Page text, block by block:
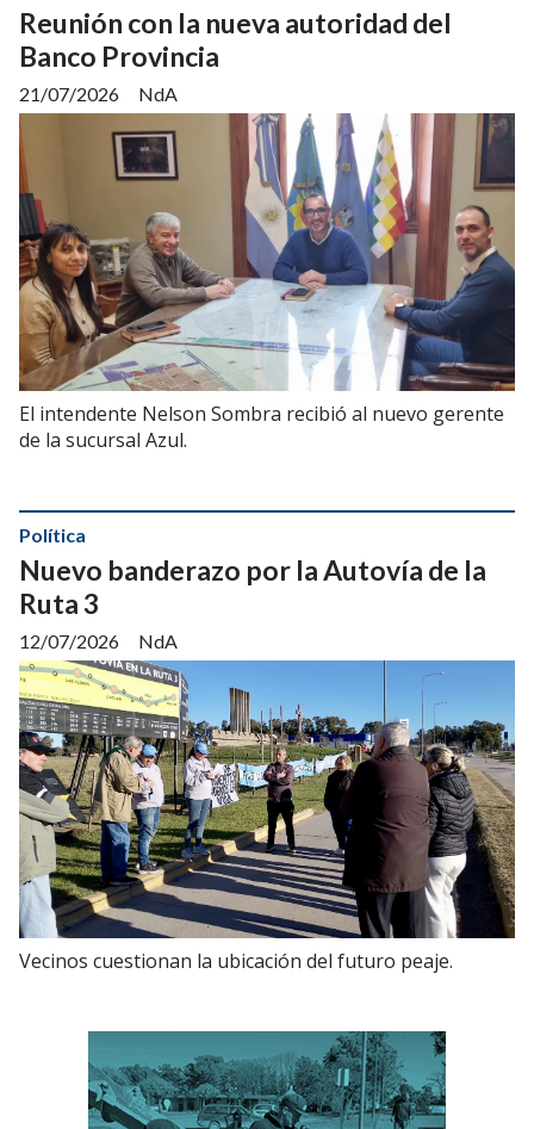
Reunión con la nueva autoridad del
Banco Provincia
NdA
21/07/2026
El intendente Nelson Sombra recibió al nuevo gerente
de la sucursal Azul.
Nuevo banderazo por la Autovía de la
Ruta 3
NdA
Política
12/07/2026
Vecinos cuestionan la ubicación del futuro peaje.